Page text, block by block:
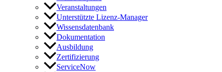
Veranstaltungen
Unterstützte Lizenz-Manager
Wissensdatenbank
Dokumentation
Ausbildung
Zertifizierung
ServiceNow